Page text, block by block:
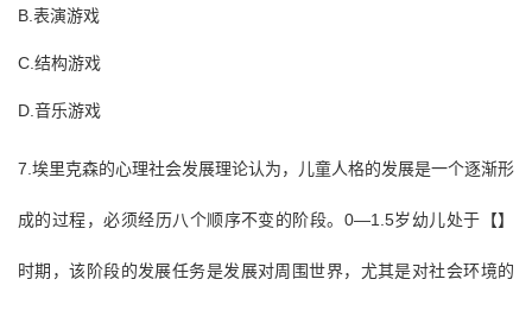
B.表演游戏
C.结构游戏
D.音乐游戏
7.埃里克森的心理社会发展理论认为，儿童人格的发展是一个逐渐形
成的过程，必须经历八个顺序不变的阶段。0—1.5岁幼儿处于【】
时期，该阶段的发展任务是发展对周围世界，尤其是对社会环境的